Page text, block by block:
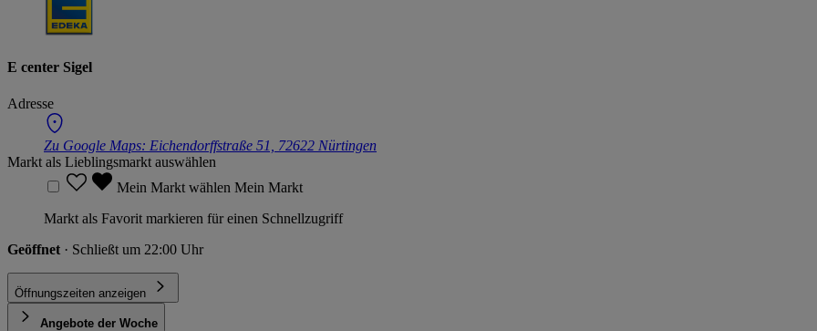
E center Sigel
Adresse
Zu Google Maps: Eichendorffstraße 51, 72622 Nürtingen
Markt als Lieblingsmarkt auswählen
Mein Markt wählen Mein Markt
Markt als Favorit markieren für einen Schnellzugriff
Geöffnet · Schließt um 22:00 Uhr
Öffnungszeiten anzeigen
Angebote der Woche